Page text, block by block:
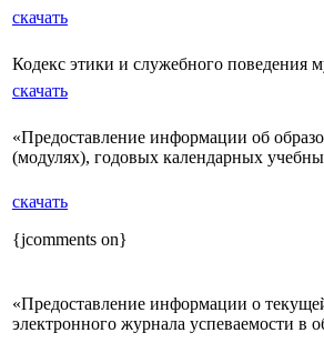
скачать
Кодекс этики и служебного поведения
скачать
«Предоставление информации об
(модулях), годовых календарных
скачать
{jcomments on}
«Предоставление информации о
электронного журнала успеваемости в